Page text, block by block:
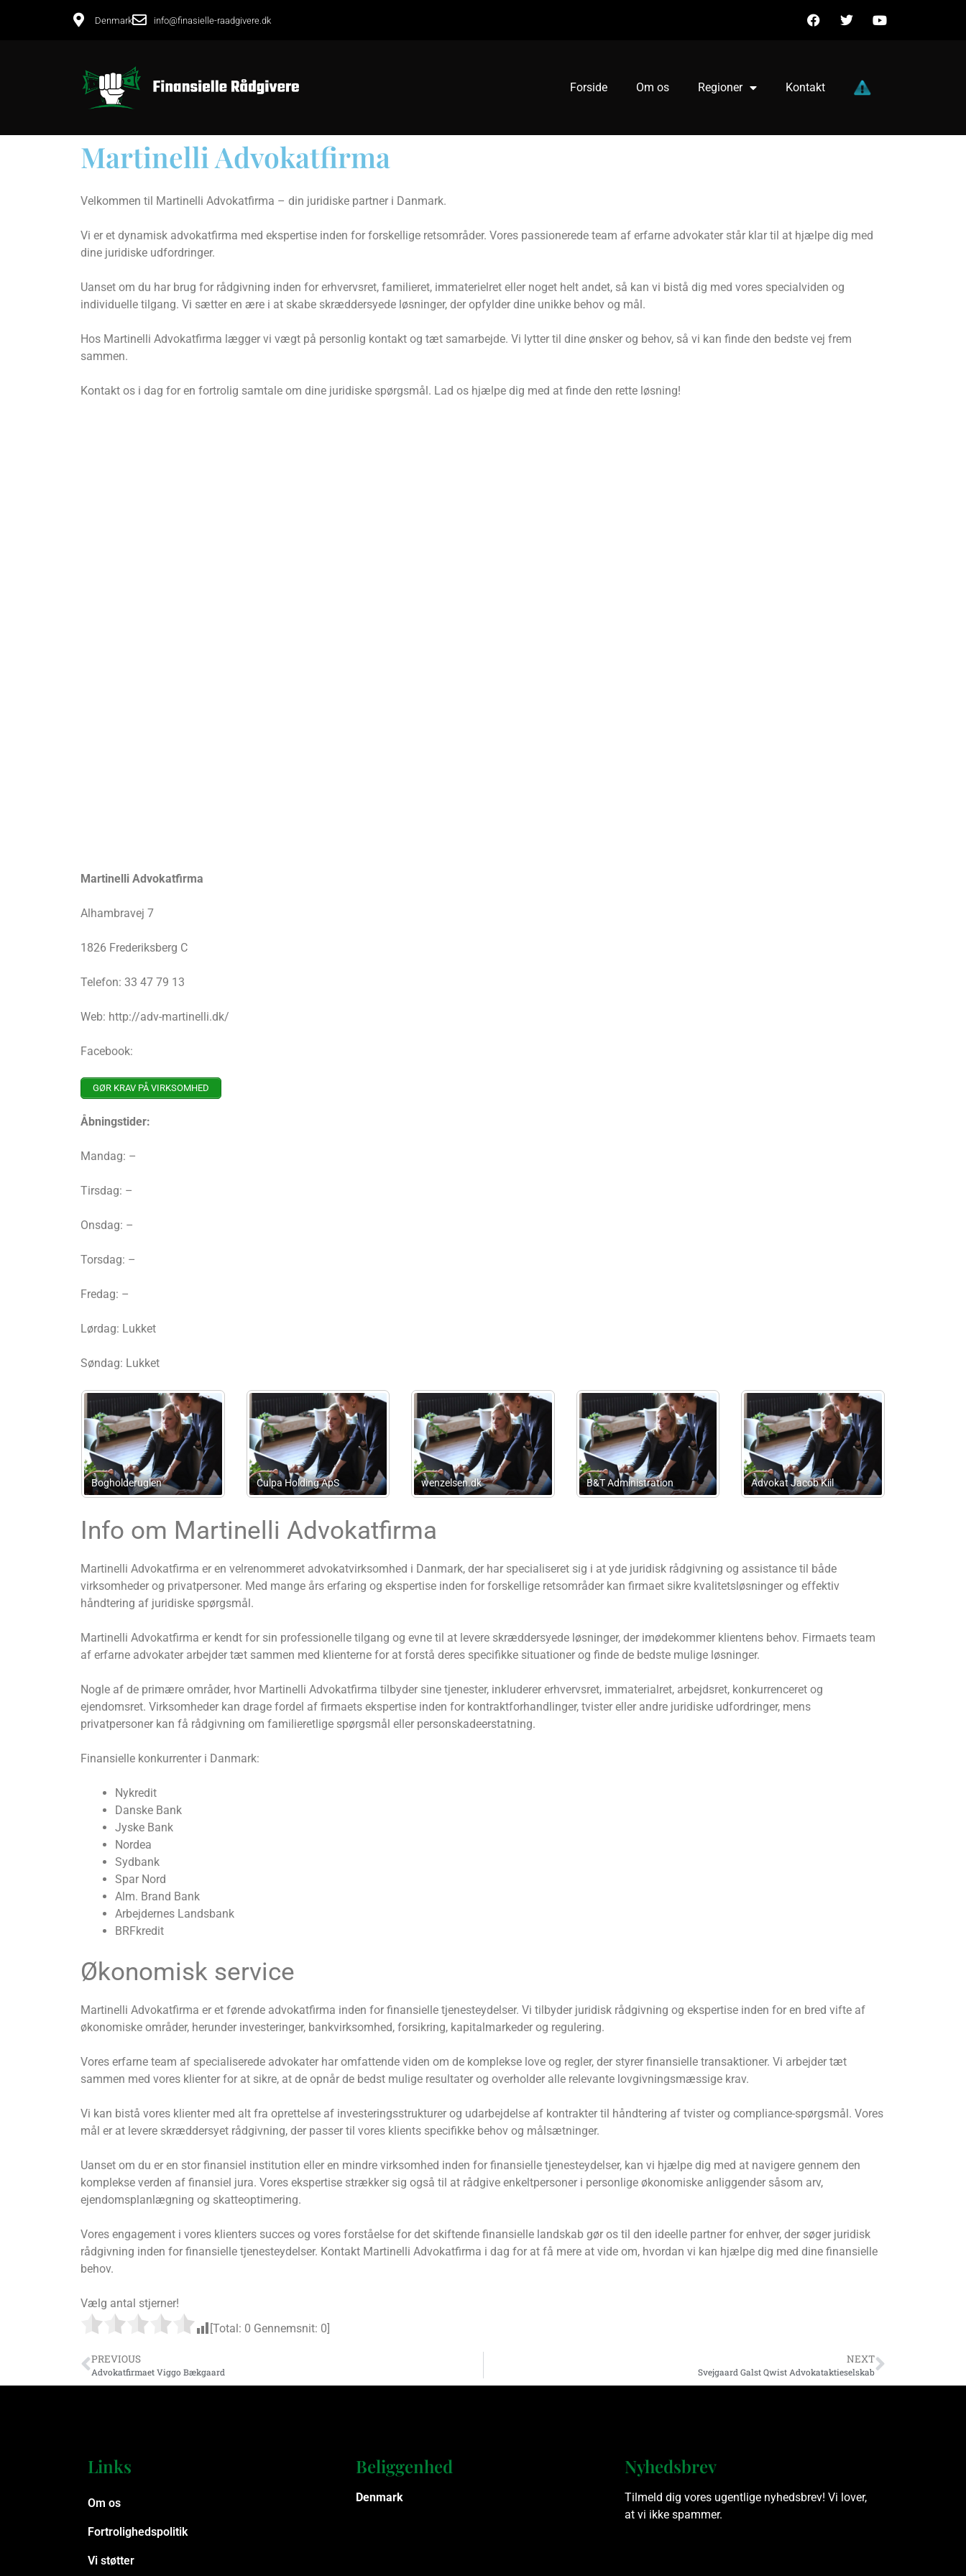
Denmark info@finasielle-raadgivere.dk
Forside Om os Regioner Kontakt
Martinelli Advokatfirma
Velkommen til Martinelli Advokatfirma – din juridiske partner i Danmark.
Vi er et dynamisk advokatfirma med ekspertise inden for forskellige retsområder. Vores passionerede team af erfarne advokater står klar til at hjælpe dig med
dine juridiske udfordringer.
Uanset om du har brug for rådgivning inden for erhvervsret, familieret, immaterielret eller noget helt andet, så kan vi bistå dig med vores specialviden og
individuelle tilgang. Vi sætter en ære i at skabe skræddersyede løsninger, der opfylder dine unikke behov og mål.
Hos Martinelli Advokatfirma lægger vi vægt på personlig kontakt og tæt samarbejde. Vi lytter til dine ønsker og behov, så vi kan finde den bedste vej frem
sammen.
Kontakt os i dag for en fortrolig samtale om dine juridiske spørgsmål. Lad os hjælpe dig med at finde den rette løsning!
Martinelli Advokatfirma
Alhambravej 7
1826 Frederiksberg C
Telefon: 33 47 79 13
Web: http://adv-martinelli.dk/
Facebook:
GØR KRAV PÅ VIRKSOMHED
Åbningstider:
Mandag: –
Tirsdag: –
Onsdag: –
Torsdag: –
Fredag: –
Lørdag: Lukket
Søndag: Lukket
B&T Administration Advokat Jacob Kiil
Advokatfirmaet Hviid &
Frederiksen
Jacobsen Poblador Law
Firm I/S
Advokat Jane Ranum Advokat Sven
Info om Martinelli Advokatfirma
Martinelli Advokatfirma er en velrenommeret advokatvirksomhed i Danmark, der har specialiseret sig i at yde juridisk rådgivning og assistance til både
virksomheder og privatpersoner. Med mange års erfaring og ekspertise inden for forskellige retsområder kan firmaet sikre kvalitetsløsninger og effektiv
håndtering af juridiske spørgsmål.
Martinelli Advokatfirma er kendt for sin professionelle tilgang og evne til at levere skræddersyede løsninger, der imødekommer klientens behov. Firmaets team
af erfarne advokater arbejder tæt sammen med klienterne for at forstå deres specifikke situationer og finde de bedste mulige løsninger.
Nogle af de primære områder, hvor Martinelli Advokatfirma tilbyder sine tjenester, inkluderer erhvervsret, immaterialret, arbejdsret, konkurrenceret og
ejendomsret. Virksomheder kan drage fordel af firmaets ekspertise inden for kontraktforhandlinger, tvister eller andre juridiske udfordringer, mens
privatpersoner kan få rådgivning om familieretlige spørgsmål eller personskadeerstatning.
Finansielle konkurrenter i Danmark:
Nykredit
Danske Bank
Jyske Bank
Nordea
Sydbank
Spar Nord
Alm. Brand Bank
Arbejdernes Landsbank
BRFkredit
Økonomisk service
Martinelli Advokatfirma er et førende advokatfirma inden for finansielle tjenesteydelser. Vi tilbyder juridisk rådgivning og ekspertise inden for en bred vifte af
økonomiske områder, herunder investeringer, bankvirksomhed, forsikring, kapitalmarkeder og regulering.
Vores erfarne team af specialiserede advokater har omfattende viden om de komplekse love og regler, der styrer finansielle transaktioner. Vi arbejder tæt
sammen med vores klienter for at sikre, at de opnår de bedst mulige resultater og overholder alle relevante lovgivningsmæssige krav.
Vi kan bistå vores klienter med alt fra oprettelse af investeringsstrukturer og udarbejdelse af kontrakter til håndtering af tvister og compliance-spørgsmål. Vores
mål er at levere skræddersyet rådgivning, der passer til vores klients specifikke behov og målsætninger.
Uanset om du er en stor finansiel institution eller en mindre virksomhed inden for finansielle tjenesteydelser, kan vi hjælpe dig med at navigere gennem den
komplekse verden af ​​finansiel jura. Vores ekspertise strækker sig også til at rådgive enkeltpersoner i personlige økonomiske anliggender såsom arv,
ejendomsplanlægning og skatteoptimering.
Vores engagement i vores klienters succes og vores forståelse for det skiftende finansielle landskab gør os til den ideelle partner for enhver, der søger juridisk
rådgivning inden for finansielle tjenesteydelser. Kontakt Martinelli Advokatfirma i dag for at få mere at vide om, hvordan vi kan hjælpe dig med dine finansielle
behov.
Vælg antal stjerner!
[Total: 0 Gennemsnit: 0]
PREVIOUS
Advokatfirmaet Viggo Bækgaard
NEXT
Svejgaard Galst Qwist Advokataktieselskab
Links
Om os
Fortrolighedspolitik
Vi støtter
Beliggenhed
Denmark
Nyhedsbrev
Tilmeld dig vores ugentlige nyhedsbrev! Vi lover,
at vi ikke spammer.